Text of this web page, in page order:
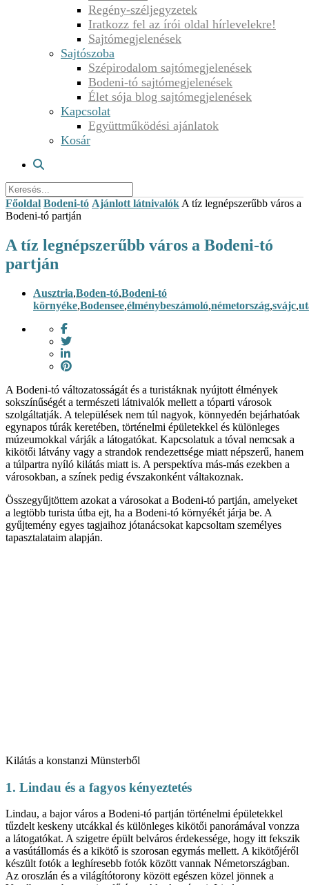
Regény-széljegyzetek
Iratkozz fel az írói oldal hírlevelekre!
Sajtómegjelenések
Sajtószoba
Szépirodalom sajtómegjelenések
Bodeni-tó sajtómegjelenések
Élet sója blog sajtómegjelenések
Kapcsolat
Együttműködési ajánlatok
Kosár
Főoldal Bodeni-tó Ajánlott látnivalók A tíz legnépszerűbb város a
Bodeni-tó partján
A tíz legnépszerűbb város a Bodeni-tó
partján
Ausztria,Boden-tó,Bodeni-tó
környéke,Bodensee,élménybeszámoló,németország,svájc,
A Bodeni-tó változatosságát és a turistáknak nyújtott élmények
sokszínűségét a természeti látnivalók mellett a tóparti városok
szolgáltatják. A települések nem túl nagyok, könnyedén bejárhatóak
egynapos túrák keretében, történelmi épületekkel és különleges
múzeumokkal várják a látogatókat. Kapcsolatuk a tóval nemcsak a
kikötői látvány vagy a strandok rendezettsége miatt népszerű, hanem
a túlpartra nyíló kilátás miatt is. A perspektíva más-más ezekben a
városokban, a színek pedig évszakonként váltakoznak.
Összegyűjtöttem azokat a városokat a Bodeni-tó partján, amelyeket
a legtöbb turista útba ejt, ha a Bodeni-tó környékét járja be. A
gyűjtemény egyes tagjaihoz jótanácsokat kapcsoltam személyes
tapasztalataim alapján.
Kilátás a konstanzi Münsterből
1. Lindau és a fagyos kényeztetés
Lindau, a bajor város a Bodeni-tó partján történelmi épületekkel
tűzdelt keskeny utcákkal és különleges kikötői panorámával vonzza
a látogatókat. A szigetre épült belváros érdekessége, hogy itt fekszik
a vasútállomás és a kikötő is szorosan egymás mellett. A kikötőjéről
készült fotók a leghíresebb fotók között vannak Németországban.
Az oroszlán és a világítótorony között egészen közel jönnek a